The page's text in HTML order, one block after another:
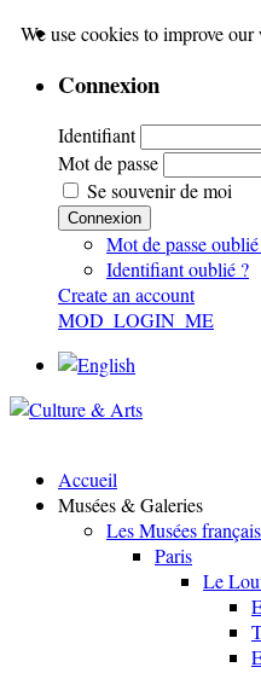
Connexion
Identifiant
Mot de passe
Se souvenir de moi
Connexion
Mot de passe
Identifiant oublié ?
Create an account
MOD_LOGIN_ME
Accueil
Musées & Galeries
Les Musées français
Paris
Le
We use cookies to improve